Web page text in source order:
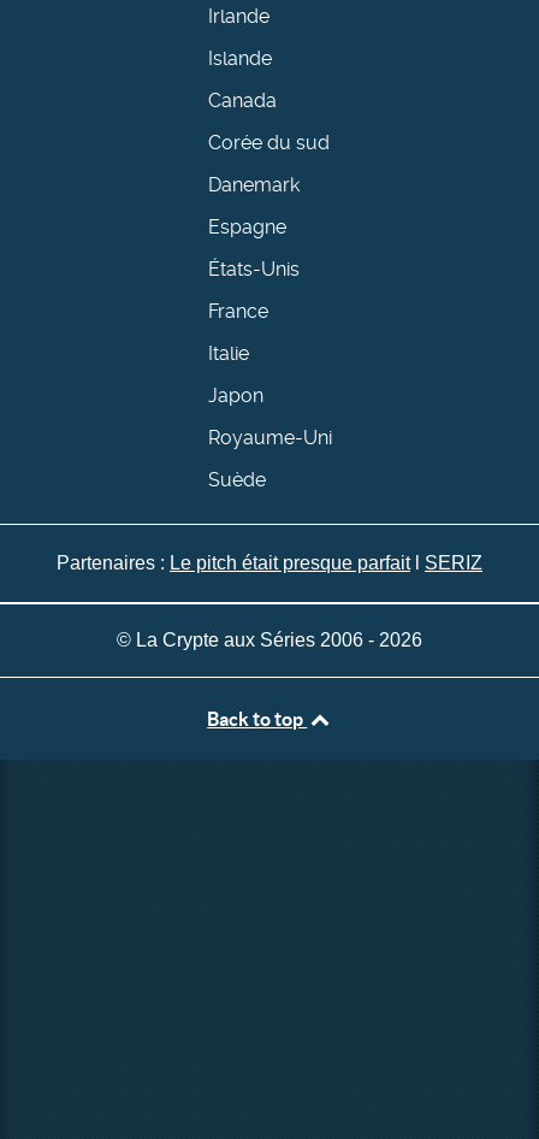
Irlande
Islande
Canada
Corée du sud
Danemark
Espagne
États-Unis
France
Italie
Japon
Royaume-Uni
Suède
Partenaires : Le pitch était presque parfaitl SERIZ
© La Crypte aux Séries 2006 - 2026
Back to top